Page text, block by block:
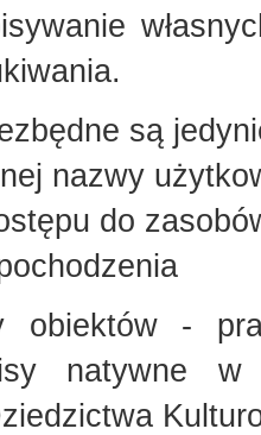
są
nazwy
do
obiektów -
natywne